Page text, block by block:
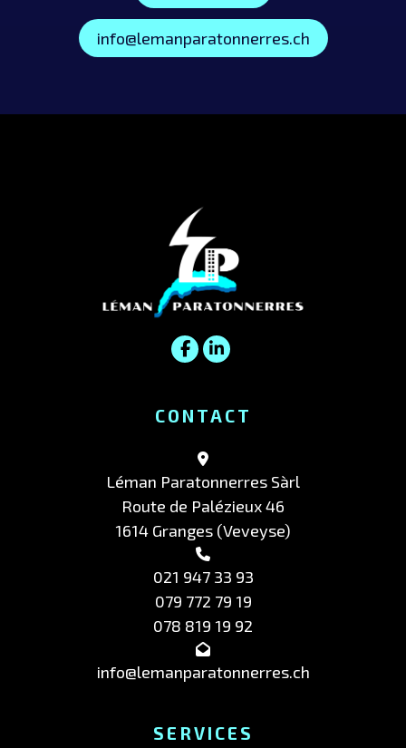
info@lemanparatonnerres.ch
CONTACT
Léman Paratonnerres Sàrl
Route de Palézieux 46
1614 Granges (Veveyse)
021 947 33 93
079 772 79 19
078 819 19 92
info@lemanparatonnerres.ch
SERVICES